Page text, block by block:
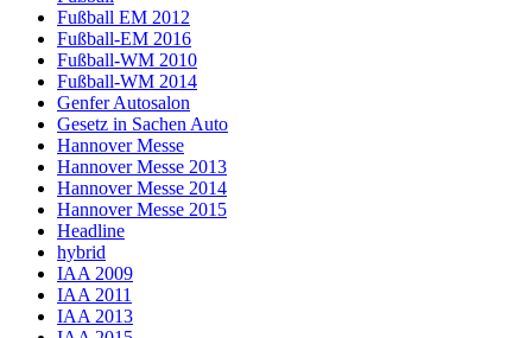
Fußball EM 2012
Fußball-EM 2016
Fußball-WM 2010
Fußball-WM 2014
Genfer Autosalon
Gesetz in Sachen Auto
Hannover Messe
Hannover Messe 2013
Hannover Messe 2014
Hannover Messe 2015
Headline
hybrid
IAA 2009
IAA 2011
IAA 2013